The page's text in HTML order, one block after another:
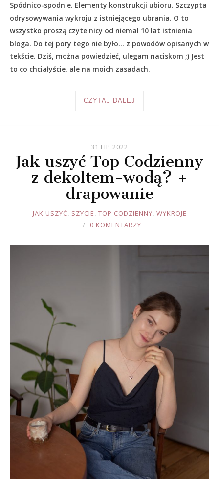
Spódnico-spodnie. Elementy konstrukcji ubioru. Szczypta
odrysowywania wykroju z istniejącego ubrania. O to
wszystko proszą czytelnicy od niemal 10 lat istnienia
bloga. Do tej pory tego nie było… z powodów opisanych w
tekście. Dziś, można powiedzieć, ulegam naciskom ;) Jest
to co chciałyście, ale na moich zasadach.
CZYTAJ DALEJ
31 LIP 2022
Jak uszyć Top Codzienny
z dekoltem-wodą? +
drapowanie
JOULE
JAK USZYĆ, SZYCIE, TOP CODZIENNY, WYKROJE
0 KOMENTARZY